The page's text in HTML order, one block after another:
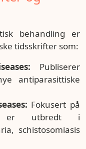
behandling er
tidsskrifter som:
Publiserer
antiparasittiske
Fokusert på
er utbredt i
schistosomiasis